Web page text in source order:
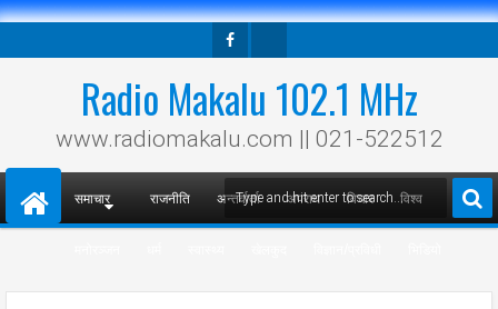
Radio Makalu 102.1 MHz
www.radiomakalu.com || 021-522512
समाचार राजनीति अन्तर्वार्ता अपराध विचार विश्व